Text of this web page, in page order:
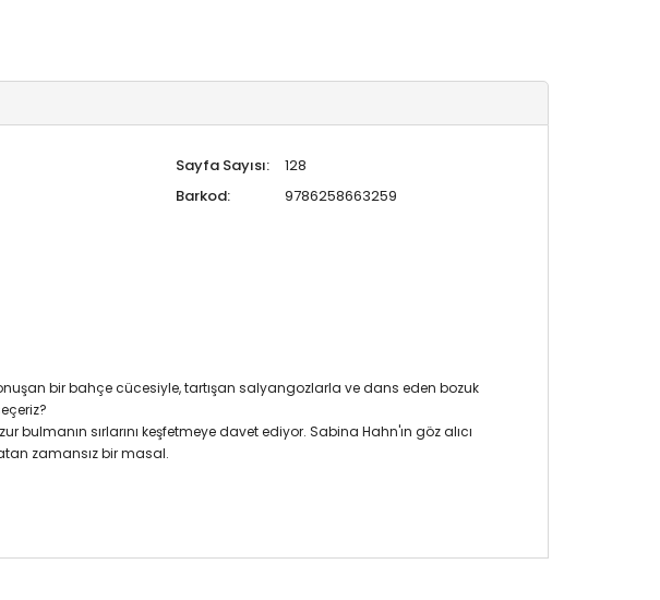
Sayfa Sayısı:
128
Barkod: 9786258663259
bir bahçe cücesiyle, tartışan salyangozlarla ve dans eden bozuk
sırlarını keşfetmeye davet ediyor. Sabina Hahn'ın göz alıcı
zamansız bir masal.